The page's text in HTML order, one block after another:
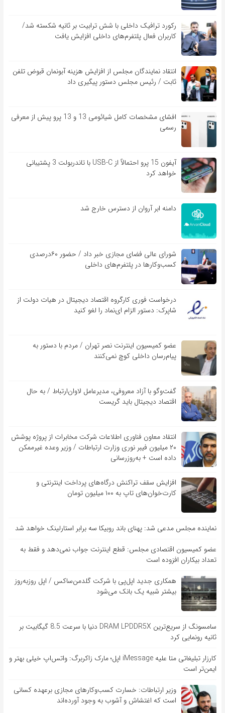
رکورد ترافیک داخلی با شش ترابیت بر ثانیه شکسته شد/
کاربران فعال پلتفرم‌های داخلی افزایش یافت
انتقاد نمایندگان مجلس از افزایش هزینه آبونمان قبوض تلفن
ثابت / رئیس مجلس دستور پیگیری داد
افشای مشخصات کامل شیائومی 13 و 13 پرو پیش از معرفی
رسمی
آیفون 15 پرو احتمالاً از USB-C با تاندربولت 3 پشتیبانی
خواهد کرد
دامنه ابر آروان از دسترس خارج شد
شورای عالی فضای مجازی خبر داد / حضور ۶۰درصدی
کسب‌و‌کارها در پلتفرم‌های داخلی
درخواست فوری کارگروه اقتصاد دیجیتال در هیات دولت از
شاپرک: دستور الزام ای‌نماد را لغو کنید
عضو کمیسیون اینترنت نصر تهران / مردم با دستور به
پیام‌رسان داخلی کوچ نمی‌کنند
گفت‌و‌گو با آزاد معروفی، مدیرعامل لاوان‌ارتباط / به حال
اقتصاد دیجیتال باید گریست
انتقاد معاون فناوری اطلاعات شرکت مخابرات از پروژه پوشش
۲۰ میلیون فیبر نوری وزارت ارتباطات / وزیر وعده غیرممکن
داده است + به‌روزرسانی
افزایش سقف تراکنش درگاه‌های پرداخت اینترنتی و
کارت‌خوان‌های تاپ به ۱۰۰ میلیون تومان
نماینده مجلس مدعی شد: پهنای باند روبیکا سه برابر استارلینک خواهد شد
عضو کمیسیون اقتصادی مجلس: قطع اینترنت جواب نمی‌دهد و فقط به
تعداد بیکاران افزوده است
همکاری جدید اپل‌پی با شرکت گلدمن‌ساکس / اپل روزبه‌روز
بیشتر شبیه یک بانک می‌شود
سامسونگ از سریع‌ترین DRAM LPDDR5X دنیا با سرعت 8.5 گیگابیت بر
ثانیه رونمایی کرد
کارزار تبلیغاتی متا علیه iMessage اپل؛ مارک زاکربرگ: واتس‌اپ خیلی بهتر و
ایمن‌تر است
وزیر ارتباطات: خسارت کسب‌وکارهای مجازی برعهده کسانی
است که اغتشاش و آشوب به وجود آورده‌اند